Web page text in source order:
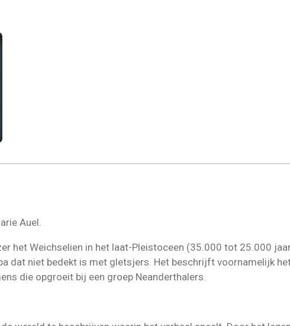
Auel.
het Weichselien in het laat-Pleistoceen (35.000 tot 25.000
dat niet bedekt is met gletsjers. Het beschrijft voornamelijk
die opgroeit bij een groep Neanderthalers.